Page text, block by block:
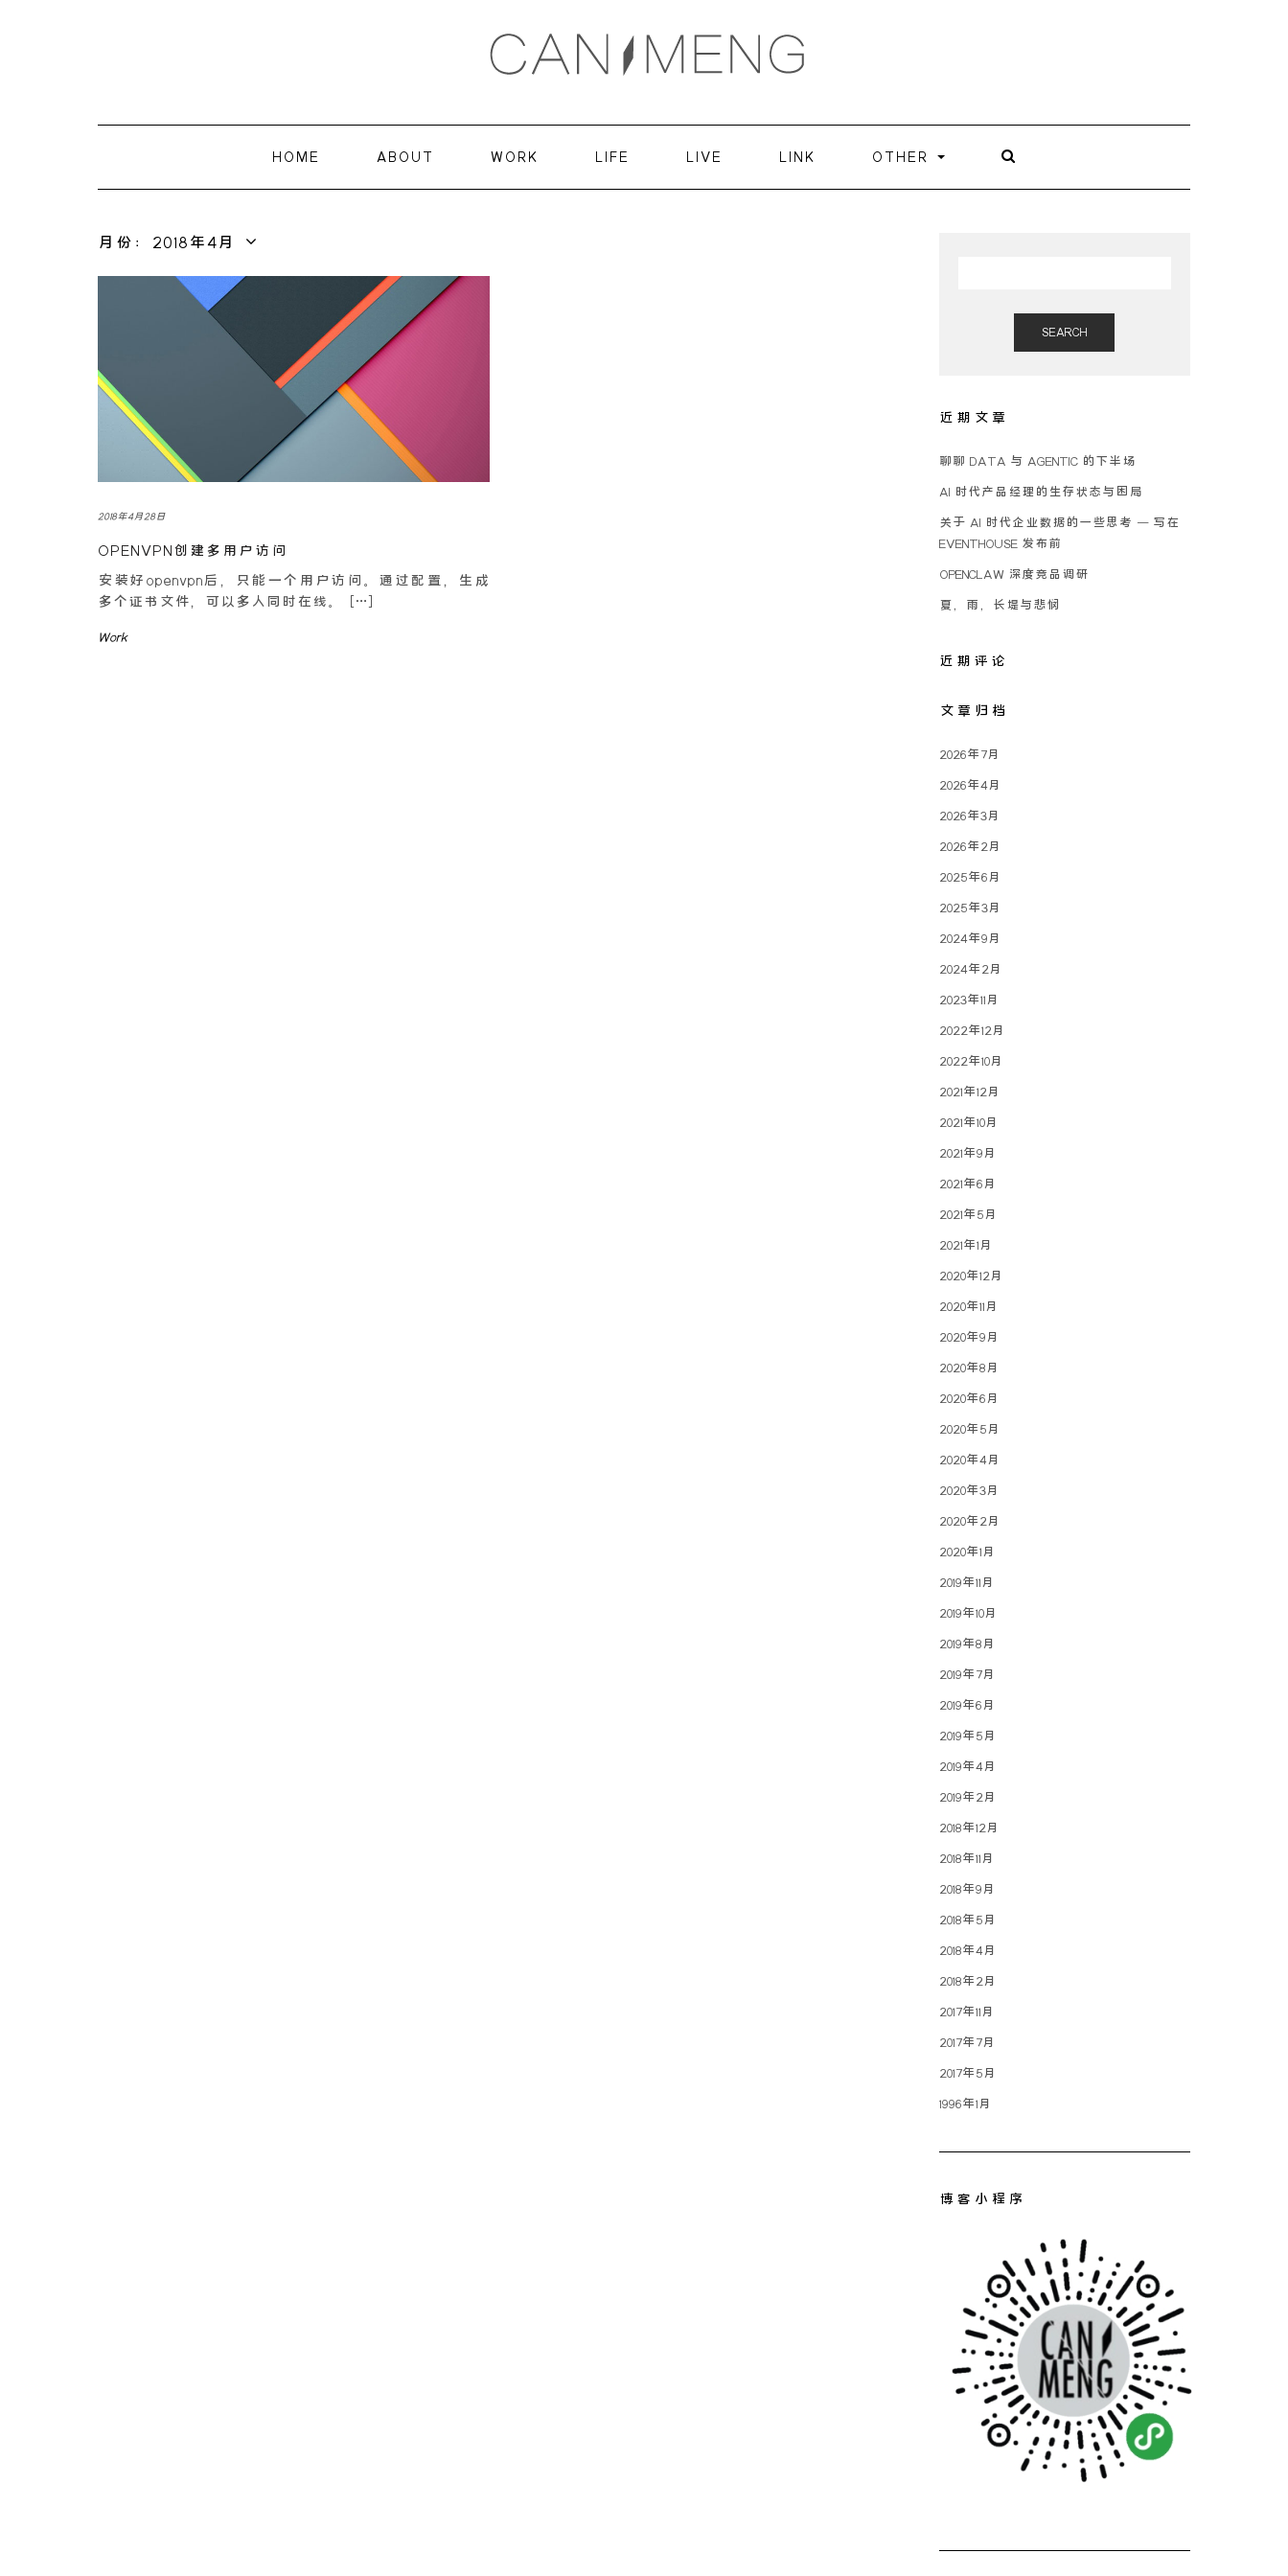
HOME ABOUT WORK LIFE LIVE LINK OTHER
月份：2018年4月
2018年4月28日
OPENVPN创建多用户访问
安装好openvpn后，只能一个用户访问。通过配置，生成
多个证书文件，可以多人同时在线。 […]
Work
SEARCH
近期文章
聊聊 DATA 与 AGENTIC 的下半场
AI 时代产品经理的生存状态与困局
关于 AI 时代企业数据的一些思考 – 写在
EVENTHOUSE 发布前
OPENCLAW 深度竞品调研
夏，雨，长堤与悲悯
近期评论
文章归档
2026年7月
2026年4月
2026年3月
2026年2月
2025年6月
2025年3月
2024年9月
2024年2月
2023年11月
2022年12月
2022年10月
2021年12月
2021年10月
2021年9月
2021年6月
2021年5月
2021年1月
2020年12月
2020年11月
2020年9月
2020年8月
2020年6月
2020年5月
2020年4月
2020年3月
2020年2月
2020年1月
2019年11月
2019年10月
2019年8月
2019年7月
2019年6月
2019年5月
2019年4月
2019年2月
2018年12月
2018年11月
2018年9月
2018年5月
2018年4月
2018年2月
2017年11月
2017年7月
2017年5月
1996年1月
博客小程序